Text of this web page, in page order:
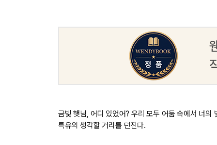
금빛 햇님, 어디 있었어? 우리 모두 어둠 속에서 너
특유의 생각할 거리를 던진다.